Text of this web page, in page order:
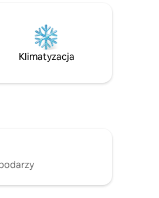
jest oddalony o zaledwie
samochodem. Możesz
który odjeżdża
Centrum Mölnlycke
23 minuty.
Klimatyzacja